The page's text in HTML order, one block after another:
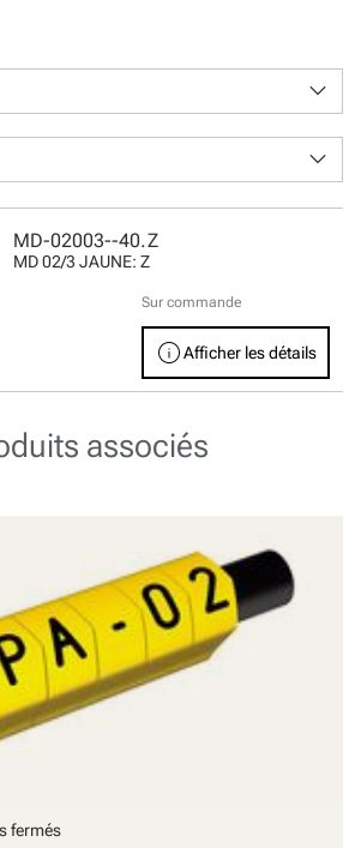
keyboard_arrow_down
keyboard_arrow_down
MD-02003--40.Z
MD 02/3 JAUNE: Z
Sur commande
infoAfficher les détails
associés
fermés